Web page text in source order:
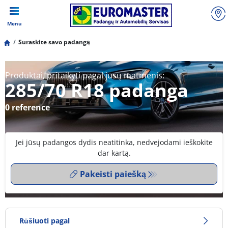
Menu
Suraskite savo padangą
Produktai, pritaikyti pagal jūsų matmenis:
285/70 R18 padanga
0 reference
Jei jūsų padangos dydis neatitinka, nedvejodami ieškokite
dar kartą.
Pakeisti paiešką
Rūšiuoti pagal